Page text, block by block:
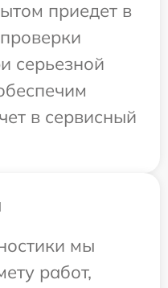
приедет в
серьезной
в сервисный
мы
работ,